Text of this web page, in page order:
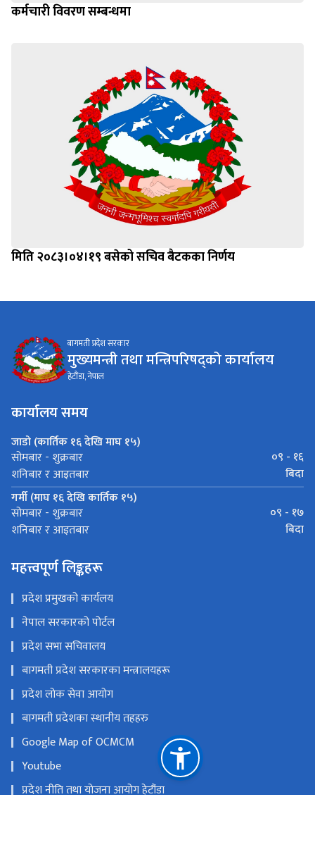
कर्मचारी विवरण सम्बन्धमा
मिति २०८३।०४।१९ बसेको सचिव बैटकका निर्णय
बागमती प्रदेश सरकार
मुख्यमन्त्री तथा मन्त्रिपरिषद्को कार्यालय
हेटौंडा, नेपाल
कार्यालय समय
जाडो (कार्तिक १६ देखि माघ १५)
सोमबार - शुक्रबार
०९ - १६
शनिबार र आइतबार
बिदा
गर्मी (माघ १६ देखि कार्तिक १५)
सोमबार - शुक्रबार
०९ - १७
शनिबार र आइतबार
बिदा
महत्त्वपूर्ण लिङ्कहरू
प्रदेश प्रमुखको कार्यलय
नेपाल सरकारको पोर्टल
प्रदेश सभा सचिवालय
बागमती प्रदेश सरकारका मन्त्रालयहरू
प्रदेश लोक सेवा आयोग
बागमती प्रदेशका स्थानीय तहहरु
Google Map of OCMCM
Youtube
प्रदेश नीति तथा योजना आयोग हेटौंडा